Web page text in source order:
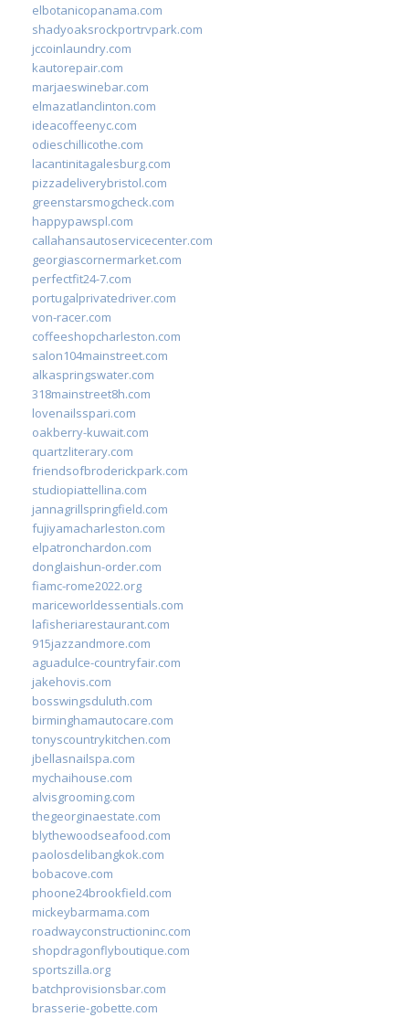
elbotanicopanama.com
shadyoaksrockportrvpark.com
jccoinlaundry.com
kautorepair.com
marjaeswinebar.com
elmazatlanclinton.com
ideacoffeenyc.com
odieschillicothe.com
lacantinitagalesburg.com
pizzadeliverybristol.com
greenstarsmogcheck.com
happypawspl.com
callahansautoservicecenter.com
georgiascornermarket.com
perfectfit24-7.com
portugalprivatedriver.com
von-racer.com
coffeeshopcharleston.com
salon104mainstreet.com
alkaspringswater.com
318mainstreet8h.com
lovenailsspari.com
oakberry-kuwait.com
quartzliterary.com
friendsofbroderickpark.com
studiopiattellina.com
jannagrillspringfield.com
fujiyamacharleston.com
elpatronchardon.com
donglaishun-order.com
fiamc-rome2022.org
mariceworldessentials.com
lafisheriarestaurant.com
915jazzandmore.com
aguadulce-countryfair.com
jakehovis.com
bosswingsduluth.com
birminghamautocare.com
tonyscountrykitchen.com
jbellasnailspa.com
mychaihouse.com
alvisgrooming.com
thegeorginaestate.com
blythewoodseafood.com
paolosdelibangkok.com
bobacove.com
phoone24brookfield.com
mickeybarmama.com
roadwayconstructioninc.com
shopdragonflyboutique.com
sportszilla.org
batchprovisionsbar.com
brasserie-gobette.com